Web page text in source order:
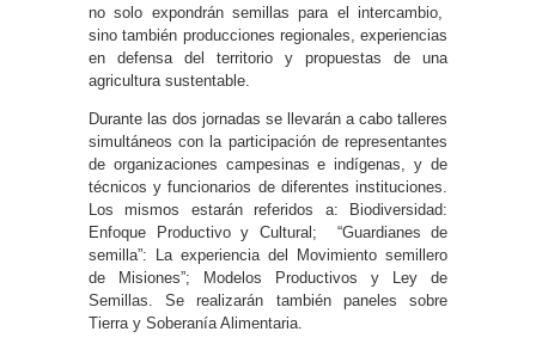
no solo expondrán semillas para el intercambio,
sino también producciones regionales, experiencias
en defensa del territorio y propuestas de una
agricultura sustentable.
Durante las dos jornadas se llevarán a cabo talleres
simultáneos con la participación de representantes
de organizaciones campesinas e indígenas, y de
técnicos y funcionarios de diferentes instituciones.
Los mismos estarán referidos a: Biodiversidad:
Enfoque Productivo y Cultural; “Guardianes de
semilla”: La experiencia del Movimiento semillero
de Misiones”; Modelos Productivos y Ley de
Semillas. Se realizarán también paneles sobre
Tierra y Soberanía Alimentaria.